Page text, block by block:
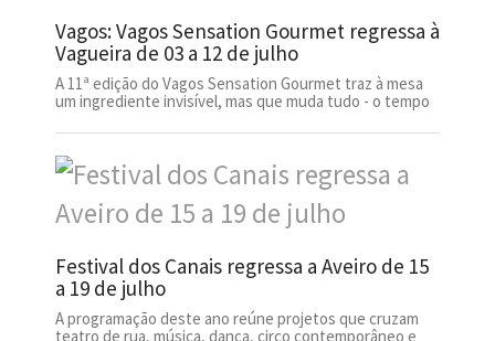
Vagos: Vagos Sensation Gourmet regressa à
Vagueira de 03 a 12 de julho
A 11ª edição do Vagos Sensation Gourmet traz à mesa
um ingrediente invisível, mas que muda tudo - o tempo
Festival dos Canais regressa a Aveiro de 15
a 19 de julho
A programação deste ano reúne projetos que cruzam
teatro de rua, música, dança, circo contemporâneo e